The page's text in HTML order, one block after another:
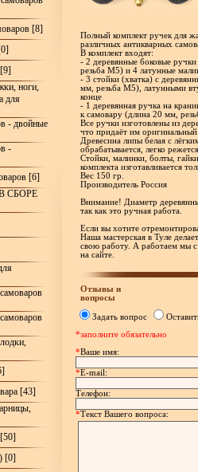
[8]
ноги,
для
- двойные
-
[6]
В СБОРЕ
[43]
[0]
Полный комплект ручек для
различных антикварных
В комплект входят:
- 2 деревянные боковые
резьба М5) и 4 латунные
- 3 стойки (хватка) с
мм, резьба М5), латунными
конце
- 1 деревянная ручка на
к самовару (длина 20 мм,
Все ручки изготовлены из
что придаёт им
Древесина липы белая с
обрабатывается, легко
Стойки, малинки, болты,
комплекта изготавливается
Вес 150 гр.
Производитель Россия
Внимание! Диаметр
так как это ручная работа.
Если вы хотите
Наша мастерская в Туле
свою работу. А работаем мы
на сайте.
Отзывы и
вопросы
Задать вопрос
*заполните обязательно
*Ваше имя:
*E-mail:
Телефон:
*Текст Вашего вопроса: